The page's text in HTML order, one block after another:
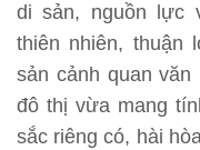
di sản, nguồn lực
thiên nhiên, thuận
sản cảnh quan
đô thị vừa mang
sắc riêng có, hài